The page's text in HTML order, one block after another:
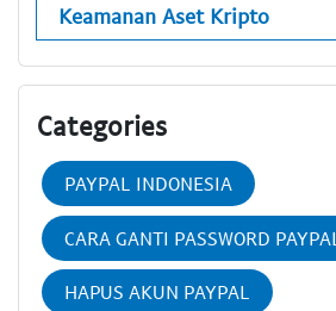
Keamanan Aset Kripto
Categories
PAYPAL INDONESIA
CARA GANTI PASSWORD PAYPAL
HAPUS AKUN PAYPAL